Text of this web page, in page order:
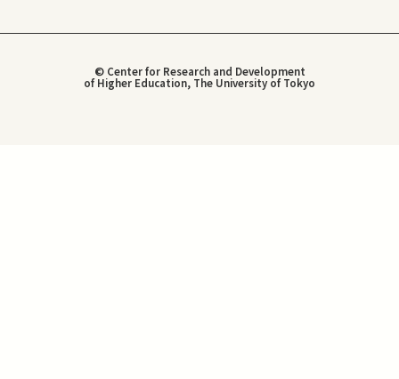
© Center for Research and Development
of Higher Education, The University of Tokyo